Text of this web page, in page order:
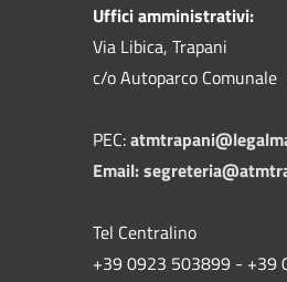
Uffici amministrativi:
Via Libica, Trapani
c/o Autoparco Comunale
PEC:
Email:
Tel Centralino
+39 0923 503899 - +39